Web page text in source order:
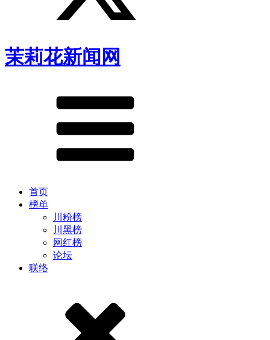
茉莉花新闻网
首页
榜单
川粉榜
川黑榜
网红榜
论坛
联络